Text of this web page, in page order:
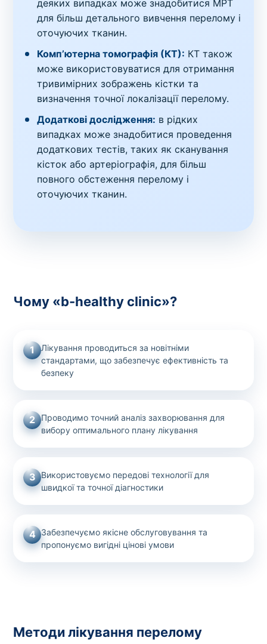
деяких випадках може знадобитися МРТ
для більш детального вивчення перелому і
оточуючих тканин.
Комп’ютерна томографія (КТ): КТ також
може використовуватися для отримання
тривимірних зображень кістки та
визначення точної локалізації перелому.
Додаткові дослідження: в рідких
випадках може знадобитися проведення
додаткових тестів, таких як сканування
кісток або артеріографія, для більш
повного обстеження перелому і
оточуючих тканин.
Чому «b-healthy clinic»?
1
Лікування проводиться за новітніми
стандартами, що забезпечує ефективність та
безпеку
2
Проводимо точний аналіз захворювання для
вибору оптимального плану лікування
3 Використовуємо передові технології для
швидкої та точної діагностики
4 Забезпечуємо якісне обслуговування та
пропонуємо вигідні цінові умови
Методи лікування перелому